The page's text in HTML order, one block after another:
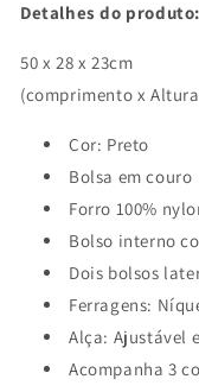
Detalhes do
50 x 28 x 23cm
(comprimento x
Cor: Preto
Bolsa em couro
Forro 100%
Bolso interno
Dois bolsos
Ferragens:
Alça: Ajustável
Acompanha 3